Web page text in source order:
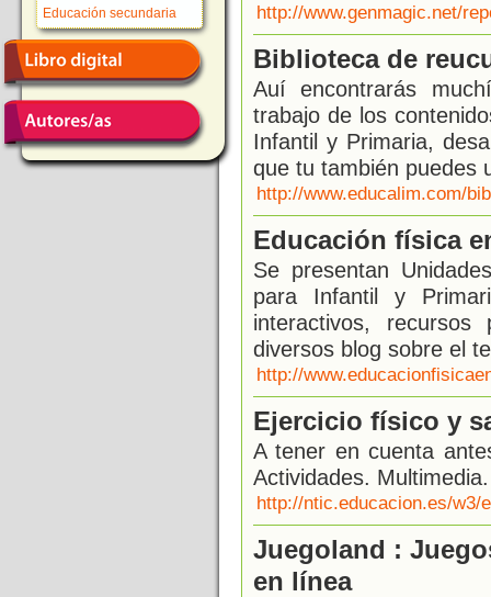
Educación secundaria
http://www.genmagic.net/
Biblioteca de
Auí encontrarás
trabajo de los
Infantil y Primaria,
que tu también puedes
http://www.educalim.com/
Educación física
Se presentan
para Infantil y
interactivos,
diversos blog sobre el
http://
Ejercicio físico y
A tener en cuenta
Actividades. Multimedia.
http://ntic.educacion.es/w3/
Juegoland :
en línea